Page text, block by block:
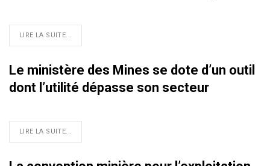
LIRE LA SUITE...
Le ministère des Mines se dote d’un outil
dont l’utilité dépasse son secteur
LIRE LA SUITE...